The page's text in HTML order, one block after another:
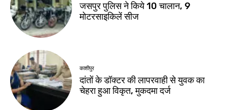
जसपुर पुलिस ने किये 10 चालान, 9
मोटरसाइकिलें सीज
काशीपुर
दांतों के डॉक्टर की लापरवाही से युवक का
चेहरा हुआ विकृत, मुकदमा दर्ज